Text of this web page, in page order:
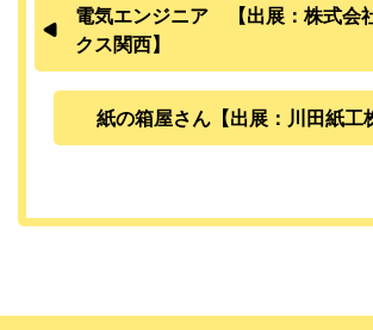
電気エンジニア 【出展：株式会
クス関西】
紙の箱屋さん【出展：川田紙工